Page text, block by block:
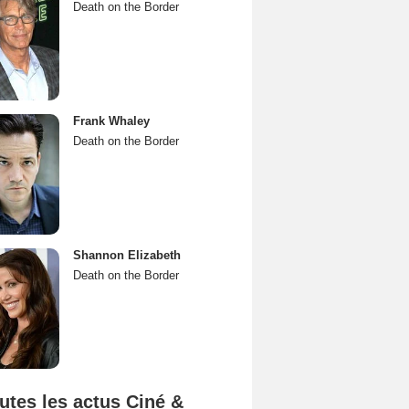
Death on the Border
Frank Whaley
Death on the Border
Shannon Elizabeth
Death on the Border
les actus Ciné &